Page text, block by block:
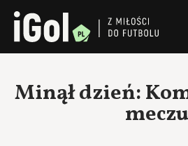
Minął dzień:
meczu